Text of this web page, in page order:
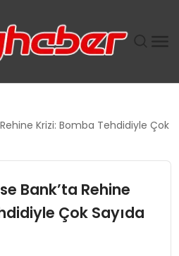
EKONOMIDE KADIN
HEDEF
Krizi: Bomba Tehdidiyle Çok
Bank’ta Rehine
Çok Sayıda